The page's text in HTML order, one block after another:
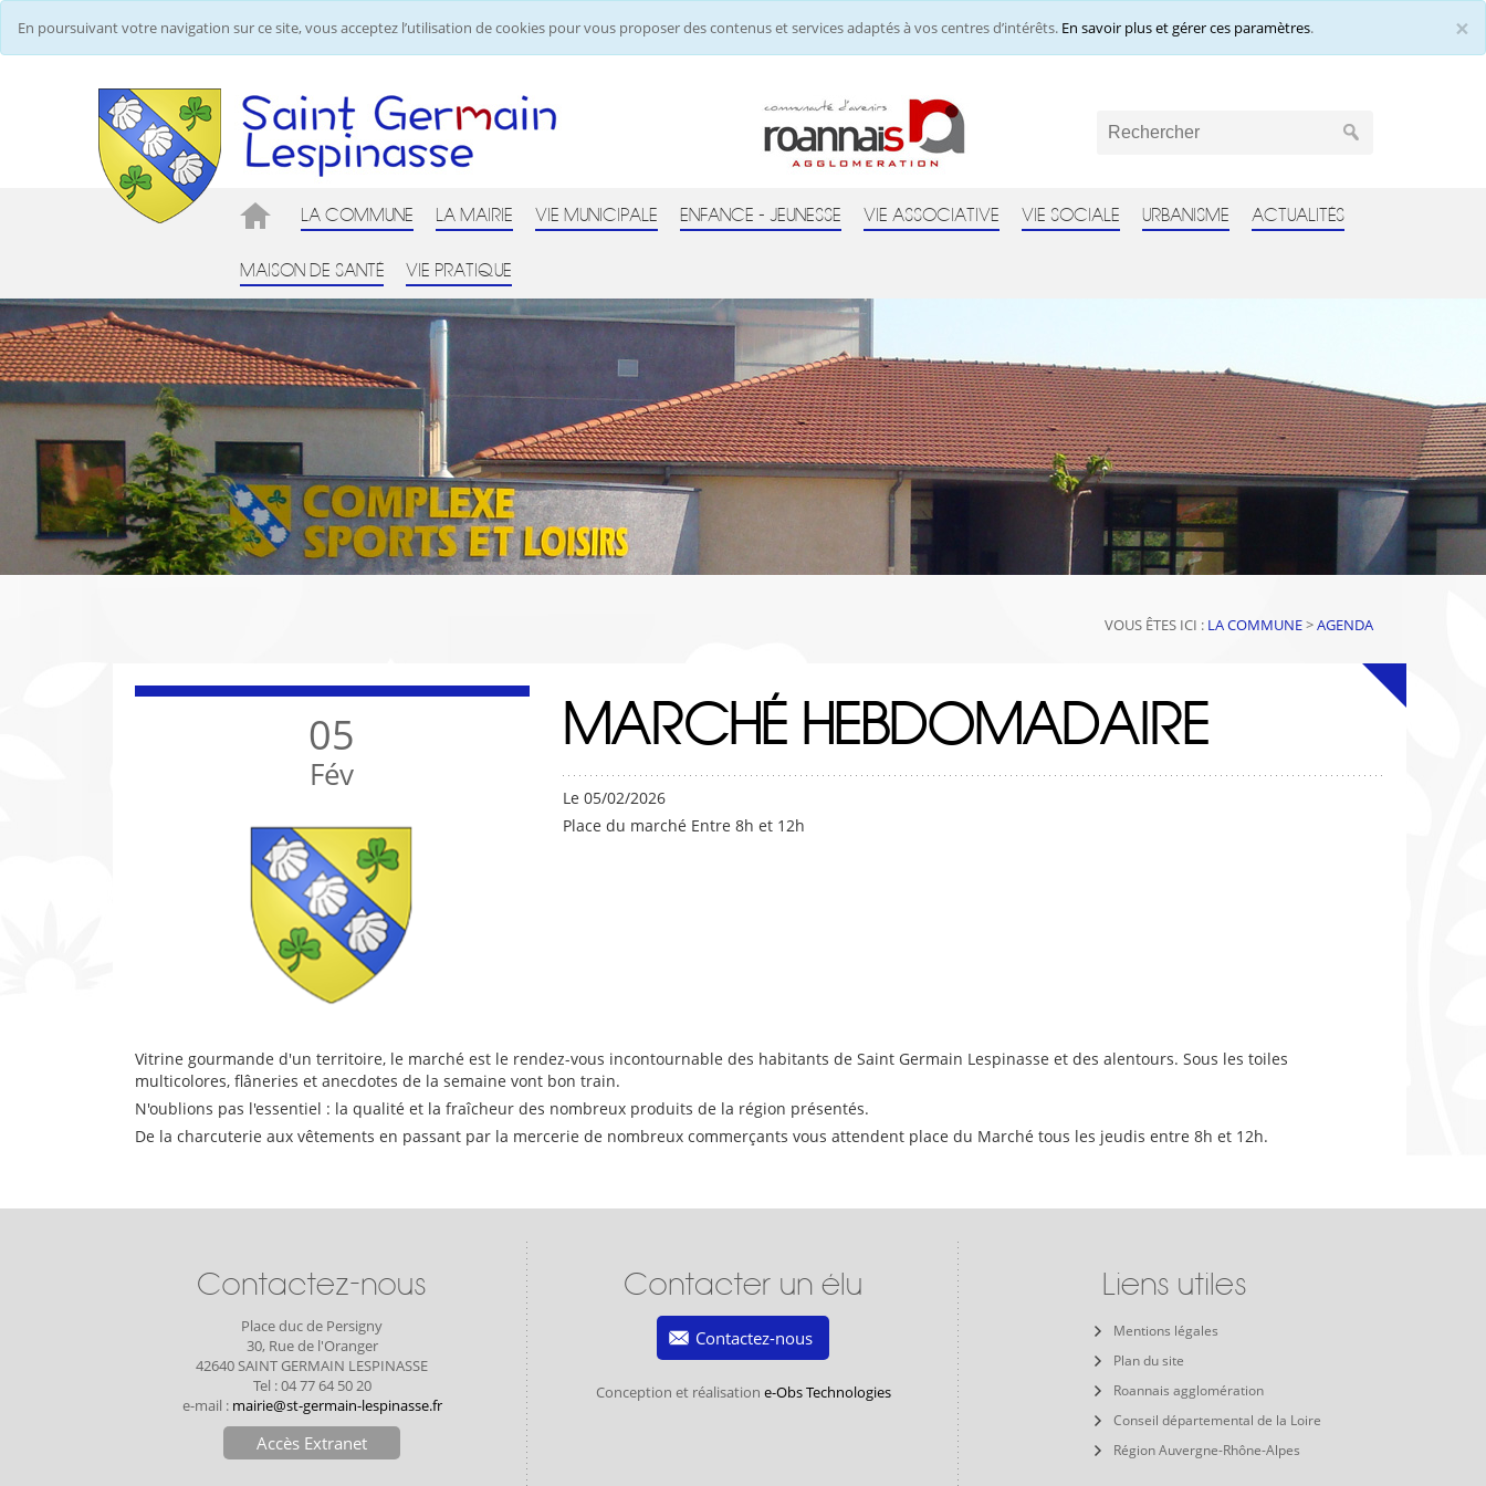
×
En poursuivant votre navigation sur ce site, vous acceptez l’utilisation de cookies pour vous proposer des contenus et services adaptés à vos centres d’intérêts. En savoir plus et gérer ces paramètres.
LA COMMUNE LA MAIRIE VIE MUNICIPALE ENFANCE - JEUNESSE VIE ASSOCIATIVE VIE SOCIALE URBANISME ACTUALITÉS
MAISON DE SANTÉ VIE PRATIQUE
VOUS ÊTES ICI : LA COMMUNE>AGENDA
05
Fév
MARCHÉ HEBDOMADAIRE
Le 05/02/2026
Place du marché Entre 8h et 12h
Vitrine gourmande d'un territoire, le marché est le rendez-vous incontournable des habitants de Saint Germain Lespinasse et des alentours. Sous les toiles
multicolores, flâneries et anecdotes de la semaine vont bon train.
N'oublions pas l'essentiel : la qualité et la fraîcheur des nombreux produits de la région présentés.
De la charcuterie aux vêtements en passant par la mercerie de nombreux commerçants vous attendent place du Marché tous les jeudis entre 8h et 12h.
Contactez-nous
Place duc de Persigny
30, Rue de l'Oranger
42640 SAINT GERMAIN LESPINASSE
Tel : 04 77 64 50 20
e-mail : mairie@st-germain-lespinasse.fr
Accès Extranet
Contacter un élu
Contactez-nous
Conception et réalisation e-Obs Technologies
Liens utiles
Mentions légales
Plan du site
Roannais agglomération
Conseil départemental de la Loire
Région Auvergne-Rhône-Alpes